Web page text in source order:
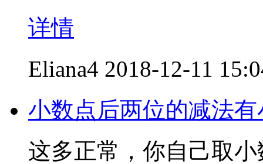
详情
Eliana4 2018-12-11
小数点后两位的减法
这多正常，你自己取